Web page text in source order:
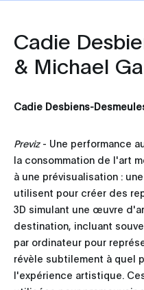
Cadie
& Michael
Cadie Desbiens-
Previz- Une performance
la consommation de l'art
à une prévisualisation :
utilisent pour créer des
3D simulant une œuvre
destination, incluant
par ordinateur pour
révèle subtilement à quel
l'expérience artistique.